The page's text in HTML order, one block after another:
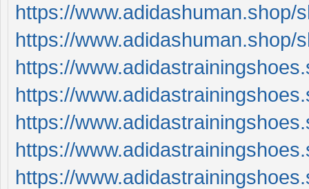
https://www.adidashuman.shop/
https://www.adidashuman.shop/
https://
https://
https://
https://
https://